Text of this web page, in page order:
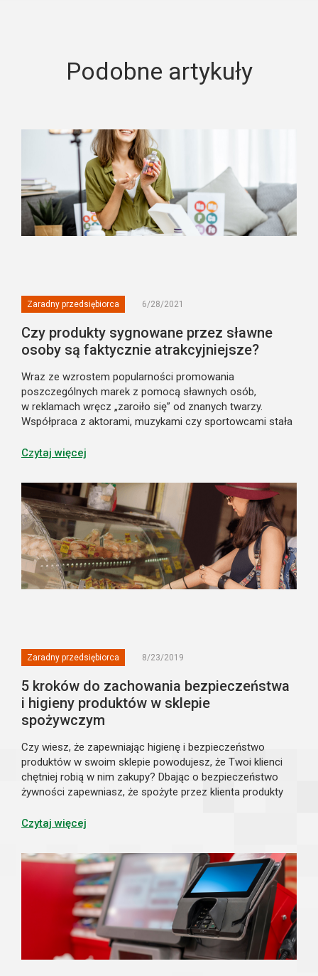
Podobne artykuły
Zaradny przedsiębiorca 6/28/2021
Czy produkty sygnowane przez sławne
osoby są faktycznie atrakcyjniejsze?
Wraz ze wzrostem popularności promowania
poszczególnych marek z pomocą sławnych osób,
w reklamach wręcz „zaroiło się” od znanych twarzy.
Współpraca z aktorami, muzykami czy sportowcami stała
wyróżnienie swojej oferty na tle konkurencji. Sławne osoby
Czytaj więcej
Zaradny przedsiębiorca 8/23/2019
5 kroków do zachowania bezpieczeństwa
i higieny produktów w sklepie
spożywczym
Czy wiesz, że zapewniając higienę i bezpieczeństwo
produktów w swoim sklepie powodujesz, że Twoi klienci
chętniej robią w nim zakupy? Dbając o bezpieczeństwo
żywności zapewniasz, że spożyte przez klienta produkty
jak skutecznie zachowywać bezpie...
Czytaj więcej